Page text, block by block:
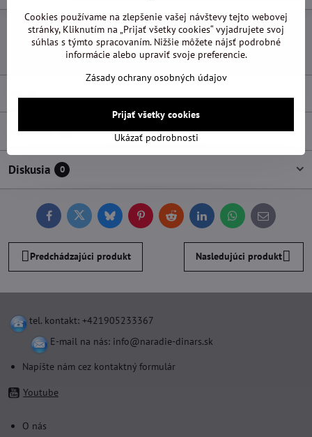
Pridať k Obľúbeným Otázka k produktu
Doručenia
Proxxon
Recenzie 0
Diskusia 0
FacebookTwitterBlueskyPinterestReddit LinkedInWhatsApp
E-
mail
Predchádzajúci produkt Nasledujúci produkt
tel. kontakt: +421905233367
E-mail na nás: info@naradie-dinars.sk
Napíšte nám cez kontaktný formulár
Youtube
O nás
Cookies používame na zlepšenie vašej návštevy tejto webovej
stránky, Kliknutím na „Prijať všetky cookies“ vyjadrujete svoj
súhlas s týmto spracovaním. Nižšie môžete nájsť podrobné
informácie alebo upraviť svoje preferencie.
Zásady ochrany osobných údajov
Ukázať podrobnosti
Prijať všetky cookies